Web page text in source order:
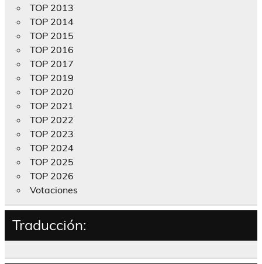
TOP 2013
TOP 2014
TOP 2015
TOP 2016
TOP 2017
TOP 2019
TOP 2020
TOP 2021
TOP 2022
TOP 2023
TOP 2024
TOP 2025
TOP 2026
Votaciones
Traducción: